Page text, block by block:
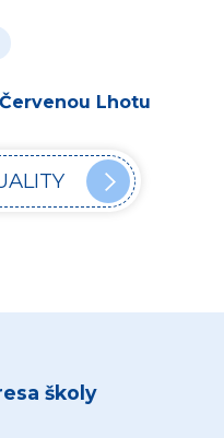
Lhotu
školy